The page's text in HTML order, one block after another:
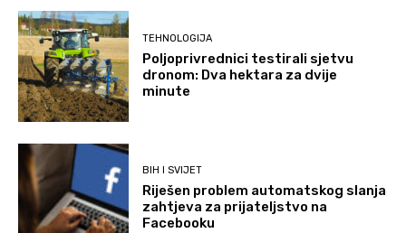
TEHNOLOGIJA
Poljoprivrednici testirali sjetvu
dronom: Dva hektara za dvije
minute
BIH I SVIJET
Riješen problem automatskog slanja
zahtjeva za prijateljstvo na
Facebooku